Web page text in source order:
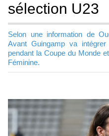
sélection U23
Selon une information de
Avant Guingamp va
pendant la Coupe du Monde
Féminine.